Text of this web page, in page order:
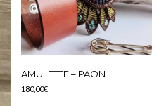
AMULETTE – PAON
180,00€